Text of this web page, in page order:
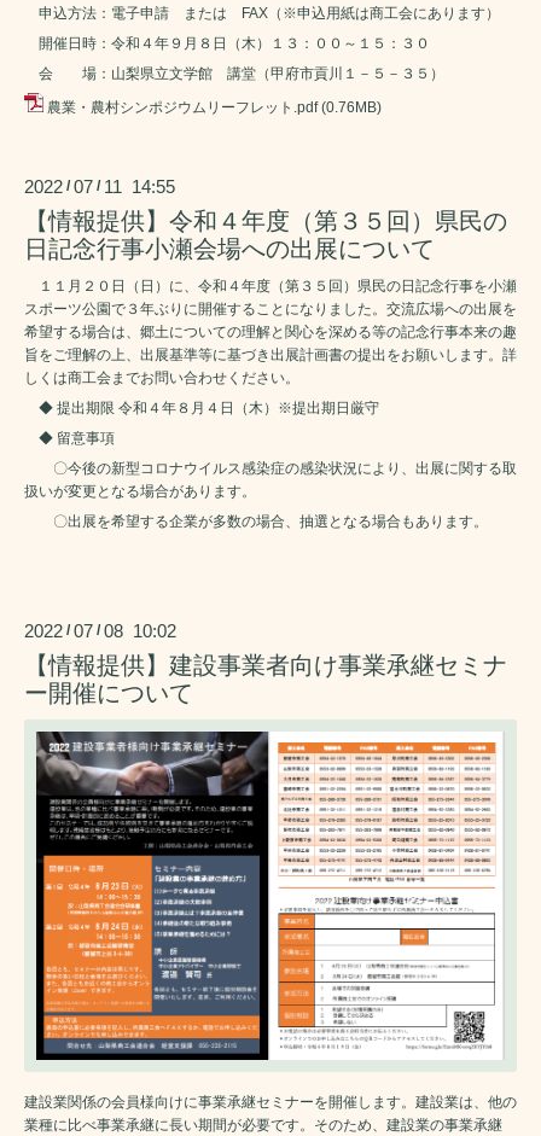
申込方法：電子申請 または FAX（※申込用紙は商工会にあります）
開催日時：令和４年９月８日（木）１３：００～１５：３０
会 場：山梨県立文学館 講堂（甲府市貢川１－５－３５）
農業・農村シンポジウムリーフレット.pdf (0.76MB)
2022 /07 / 11 14:55
【情報提供】令和４年度（第３５回）県民の
日記念行事小瀬会場への出展について
１１月２０日（日）に、令和４年度（第３５回）県民の日記念行事を小瀬
スポーツ公園で３年ぶりに開催することになりました。交流広場への出展を
希望する場合は、郷土についての理解と関心を深める等の記念行事本来の趣
旨をご理解の上、出展基準等に基づき出展計画書の提出をお願いします。詳
しくは商工会までお問い合わせください。
◆ 提出期限 令和４年８月４日（木）※提出期日厳守
◆ 留意事項
〇今後の新型コロナウイルス感染症の感染状況により、出展に関する取
扱いが変更となる場合があります。
〇出展を希望する企業が多数の場合、抽選となる場合もあります。
2022 /07 /08 10:02
【情報提供】建設事業者向け事業承継セミナ
ー開催について
建設業関係の会員様向けに事業承継セミナーを開催します。建設業は、他の
業種に比べ事業承継に長い期間が必要です。そのため、建設業の事業承継